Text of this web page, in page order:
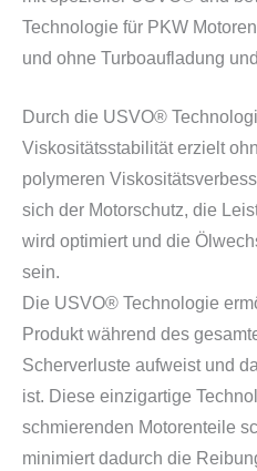
Technologie für PKW
und ohne Turboaufladung
Durch die USVO®
Viskositätsstabilität erzielt
polymeren
sich der Motorschutz, die
wird optimiert und die
sein.
Die USVO® Technologie
Produkt während des
Scherverluste aufweist und
ist. Diese einzigartige
schmierenden Motorenteile
minimiert dadurch die